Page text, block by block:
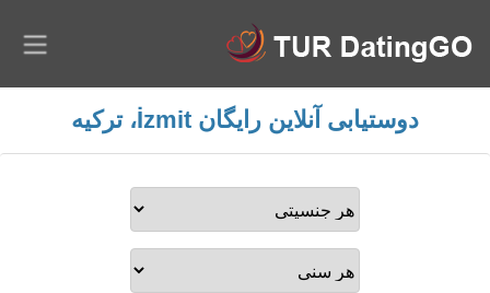
دوستیابی آنلاین رایگان İzmit، ترکیه